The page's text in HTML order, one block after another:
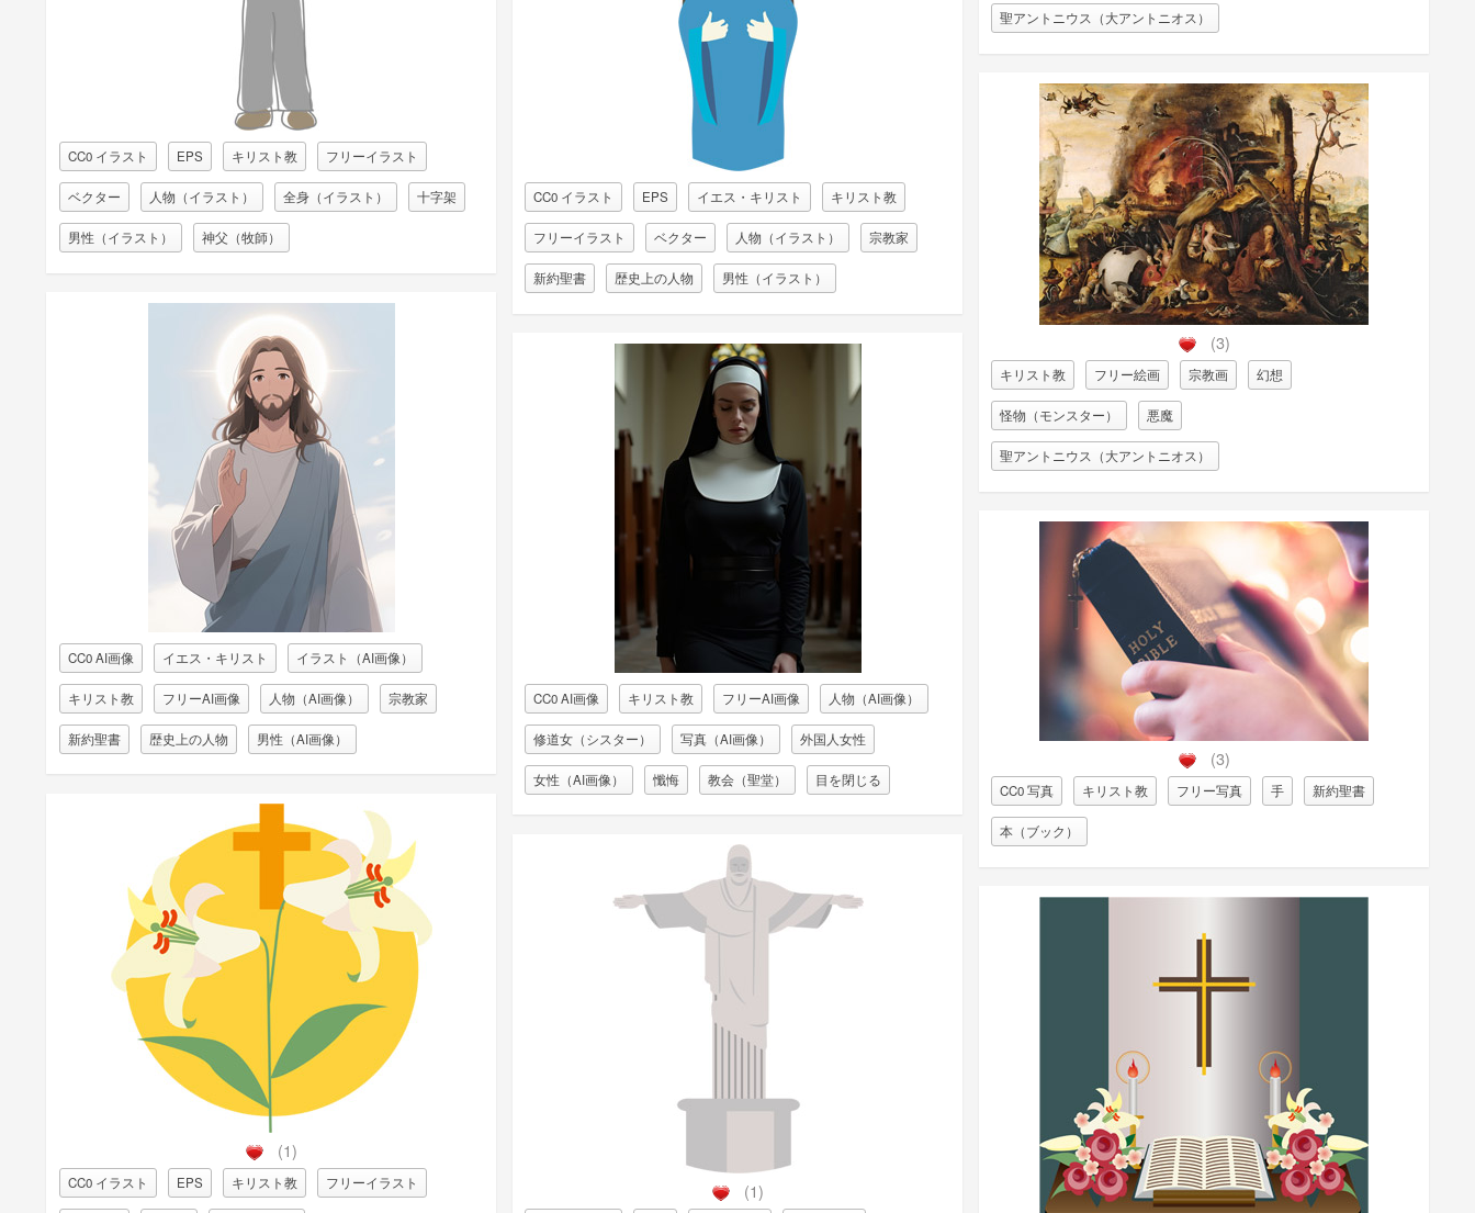
CC0 イラスト EPS キリスト教 フリーイラスト
ベクター 人物（イラスト） 全身（イラスト） 十字架
男性（イラスト） 神父（牧師）
CC0 AI画像 イエス・キリスト イラスト（AI画像）
キリスト教 フリーAI画像 人物（AI画像） 宗教家
新約聖書 歴史上の人物 男性（AI画像）
(1)
CC0 イラスト EPS キリスト教 フリーイラスト
CC0 イラスト EPS イエス・キリスト キリスト教
フリーイラスト ベクター 人物（イラスト） 宗教家
新約聖書 歴史上の人物 男性（イラスト）
CC0 AI画像 キリスト教 フリーAI画像 人物（AI画像）
修道女（シスター） 写真（AI画像） 外国人女性
女性（AI画像） 懺悔 教会（聖堂） 目を閉じる
(1)
聖アントニウス（大アントニオス）
(3)
キリスト教 フリー絵画 宗教画 幻想
怪物（モンスター） 悪魔
聖アントニウス（大アントニオス）
(3)
CC0 写真 キリスト教 フリー写真 手 新約聖書
本（ブック）